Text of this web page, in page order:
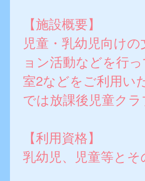
【施設概要】
児童・乳幼児向け
ョン活動などを行
室2などをご利用い
では放課後児童ク
【利用資格】
乳幼児、児童等と